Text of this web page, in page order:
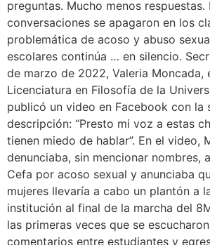
preguntas. Mucho menos respuestas.
conversaciones se apagaron en los
problemática de acoso y abuso
escolares continúa … en silencio.
de marzo de 2022, Valeria Moncada,
Licenciatura en Filosofía de la
publicó un video en Facebook con la
descripción: “Presto mi voz a estas
tienen miedo de hablar”. En el video,
denunciaba, sin mencionar nombres,
Cefa por acoso sexual y anunciaba
mujeres llevaría a cabo un plantón a
institución al final de la marcha del
las primeras veces que se
comentarios entre estudiantes y